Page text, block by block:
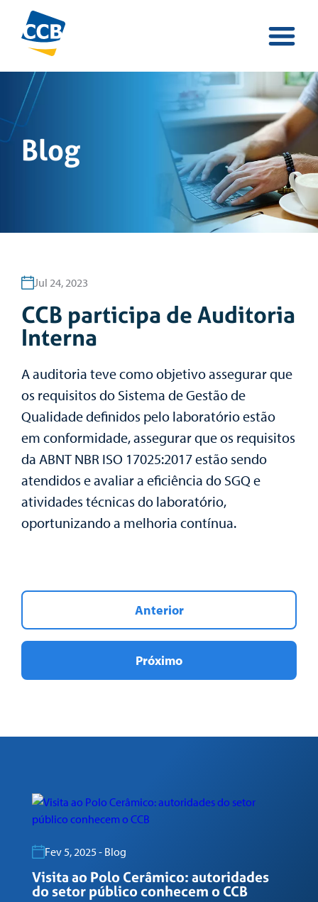
Blog
Jul 24, 2023
CCB participa de Auditoria
Interna
A auditoria teve como objetivo assegurar que
os requisitos do Sistema de Gestão de
Qualidade definidos pelo laboratório estão
em conformidade, assegurar que os requisitos
da ABNT NBR ISO 17025:2017 estão sendo
atendidos e avaliar a eficiência do SGQ e
atividades técnicas do laboratório,
oportunizando a melhoria contínua.
Anterior
Próximo
Fev 5, 2025 - Blog
Visita ao Polo Cerâmico: autoridades
do setor público conhecem o CCB